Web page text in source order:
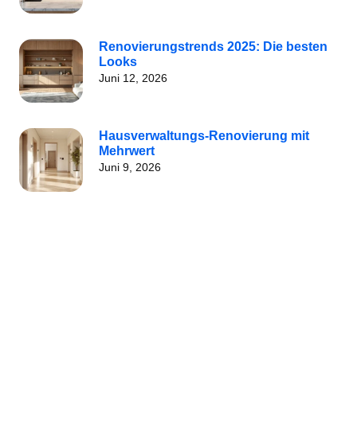
Renovierungstrends 2025: Die besten
Looks
Juni 12, 2026
Hausverwaltungs-Renovierung mit
Mehrwert
Juni 9, 2026